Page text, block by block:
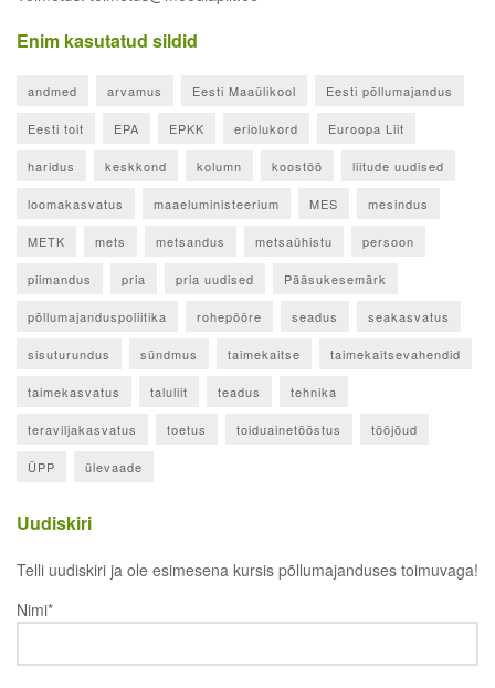
Enim kasutatud sildid
andmed arvamus Eesti Maaülikool Eesti põllumajandus
Eesti toit EPA EPKK eriolukord Euroopa Liit
haridus keskkond kolumn koostöö liitude uudised
loomakasvatus maaeluministeerium MES mesindus
METK mets metsandus metsaühistu persoon
piimandus pria pria uudised Pääsukesemärk
põllumajanduspoliitika rohepööre seadus seakasvatus
sisuturundus sündmus taimekaitse taimekaitsevahendid
taimekasvatus taluliit teadus tehnika
teraviljakasvatus toetus toiduainetööstus tööjõud
ÜPP ülevaade
Uudiskiri
Telli uudiskiri ja ole esimesena kursis põllumajanduses toimuvaga!
Nimi*